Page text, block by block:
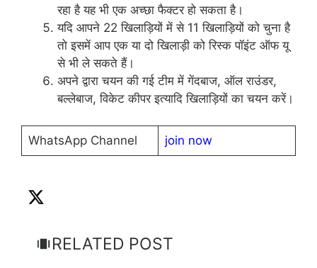
रहा है यह भी एक अच्छा फैक्टर हो सकता है।
यदि आपने 22 खिलाड़ियों में से 11 खिलाड़ियों को चुना है
तो इसमें आप एक या दो खिलाड़ी को रिस्क पॉइंट ऑफ यू
से भी ले सकते हैं।
अपने द्वारा चयन की गई टीम में गेंदबाज, ऑल राउंडर,
बल्लेबाज, विकेट कीपर इत्यादि खिलाड़ियों का चयन करें।
WhatsApp Channel join now
RELATED POST